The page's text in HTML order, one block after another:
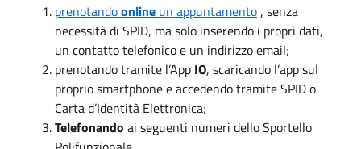
prenotandoonline un appuntamento , senza
necessità di SPID, ma solo inserendo i propri dati,
un contatto telefonico e un indirizzo email;
prenotando tramite l’App IO, scaricando l’app sul
proprio smartphone e accedendo tramite SPID o
Carta d’Identità Elettronica;
Telefonando ai seguenti numeri dello Sportello